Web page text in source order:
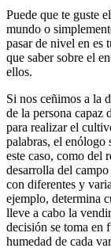
Puede que te guste
mundo o
pasar de nivel en es
que saber sobre el
ellos.
Si nos ceñimos a la
de la persona capaz
para realizar el
palabras, el enólogo
este caso, como del
desarrolla del
con diferentes y
ejemplo, determina
lleve a cabo la
decisión se toma en
humedad de cada